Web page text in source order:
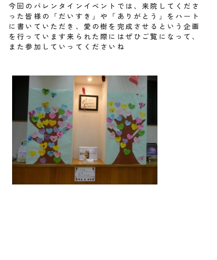
今回のバレンタインイベントでは、来院してくださ
った皆様の「だいすき」や「ありがとう」をハート
に書いていただき、愛の樹を完成させるという企画
を行っています来られた際にはぜひご覧になって、
また参加していってくださいね